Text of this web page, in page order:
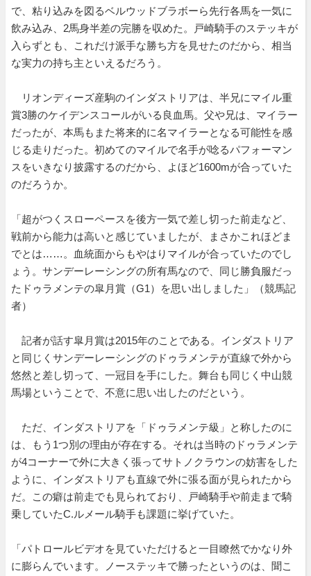
で、粘り込みを図るベルウッドブラボーら先行各馬を一気に
飲み込み、2馬身半差の完勝を収めた。戸崎騎手のステッキが
入らずとも、これだけ派手な勝ち方を見せたのだから、相当
な実力の持ち主といえるだろう。
リオンディーズ産駒のインダストリアは、半兄にマイル重
賞3勝のケイデンスコールがいる良血馬。父や兄は、マイラー
だったが、本馬もまた将来的に名マイラーとなる可能性を感
じる走りだった。初めてのマイルで名手が唸るパフォーマン
スをいきなり披露するのだから、よほど1600mが合っていた
のだろうか。
「超がつくスローペースを後方一気で差し切った前走など、
戦前から能力は高いと感じていましたが、まさかこれほどま
でとは……。血統面からもやはりマイルが合っていたのでし
ょう。サンデーレーシングの所有馬なので、同じ勝負服だっ
たドゥラメンテの皐月賞（G1）を思い出しました」（競馬記
者）
記者が話す皐月賞は2015年のことである。インダストリア
と同じくサンデーレーシングのドゥラメンテが直線で外から
悠然と差し切って、一冠目を手にした。舞台も同じく中山競
馬場ということで、不意に思い出したのだという。
ただ、インダストリアを「ドゥラメンテ級」と称したのに
は、もう1つ別の理由が存在する。それは当時のドゥラメンテ
が4コーナーで外に大きく張ってサトノクラウンの妨害をした
ように、インダストリアも直線で外に張る面が見られたから
だ。この癖は前走でも見られており、戸崎騎手や前走まで騎
乗していたC.ルメール騎手も課題に挙げていた。
「パトロールビデオを見ていただけると一目瞭然でかなり外
に膨らんでいます。ノーステッキで勝ったというのは、聞こ